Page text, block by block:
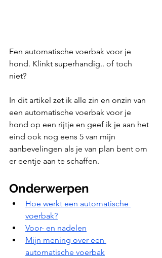
Een automatische voerbak voor je
hond. Klinkt superhandig.. of toch
niet?
In dit artikel zet ik alle zin en onzin van
een automatische voerbak voor je
hond op een rijtje en geef ik je aan het
eind ook nog eens 5 van mijn
aanbevelingen als je van plan bent om
er eentje aan te schaffen.
Onderwerpen
Hoe werkt een automatische
voerbak?
Voor- en nadelen
Mijn mening over een
automatische voerbak